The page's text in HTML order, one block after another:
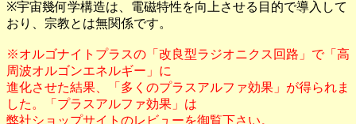
※宇宙幾何学構造は、電磁特性を向上させる目的で導入して
おり、宗教とは無関係です。
※オルゴナイトプラスの「改良型ラジオニクス回路」で「高
周波オルゴンエネルギー」に
進化させた結果、「多くのプラスアルファ効果」が得られま
した。「プラスアルファ効果」は
弊社ショップサイトのレビューを御覧下さい。